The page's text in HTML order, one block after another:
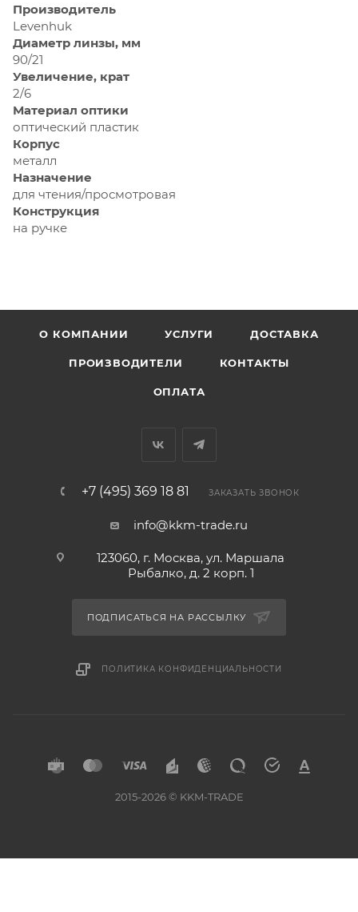
Производитель
Levenhuk
Диаметр линзы, мм
90/21
Увеличение, крат
2/6
Материал оптики
оптический пластик
Корпус
металл
Назначение
для чтения/просмотровая
Конструкция
на ручке
О КОМПАНИИ УСЛУГИ ДОСТАВКА
ПРОИЗВОДИТЕЛИ КОНТАКТЫ
ОПЛАТА
+7 (495) 369 18 81 ЗАКАЗАТЬ ЗВОНОК
info@kkm-trade.ru
123060, г. Москва, ул. Маршала
Рыбалко, д. 2 корп. 1
ПОДПИСАТЬСЯ НА РАССЫЛКУ
ПОЛИТИКА КОНФИДЕНЦИАЛЬНОСТИ
2015-2026 © KKM-TRADE